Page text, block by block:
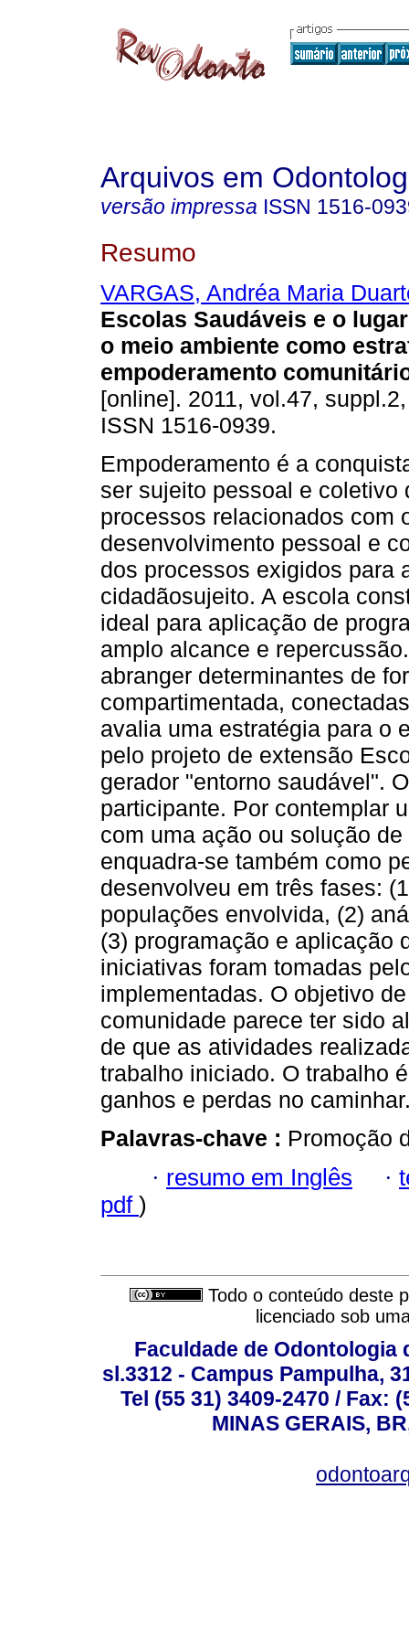
Arquivos em
versão impressa ISSN 1516-
Resumo
VARGAS, Andréa Maria
Escolas Saudáveis e o
o meio ambiente como
empoderamento
[online]. 2011, vol.47,
ISSN 1516-0939.
Empoderamento é a
ser sujeito pessoal e coletivo
processos relacionados com
desenvolvimento pessoal e
dos processos exigidos para
cidadãosujeito. A escola
ideal para aplicação de
amplo alcance e
abranger determinantes de
compartimentada,
avalia uma estratégia para o
pelo projeto de extensão
gerador "entorno saudável".
participante. Por contemplar
com uma ação ou solução
enquadra-se também como
desenvolveu em três fases:
populações envolvida, (2)
(3) programação e aplicação
iniciativas foram tomadas
implementadas. O objetivo
comunidade parece ter sido
de que as atividades
trabalho iniciado. O trabalho
ganhos e perdas no
Palavras-chave : Promoção
· resumo em Inglês ·
pdf )
Todo o conteúdo deste
licenciado sob
Faculdade de Odontologia
sl.3312 - Campus Pampulha,
Tel (55 31) 3409-2470 / Fax:
MINAS GERAIS,